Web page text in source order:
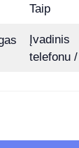
Taip
telefonu